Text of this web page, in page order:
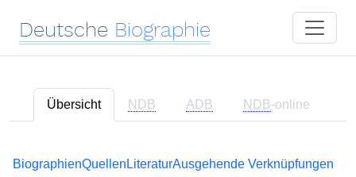
Deutsche Biographie
Übersicht NDB ADB NDB-online
BiographienQuellen LiteraturAusgehende Verknüpfungen